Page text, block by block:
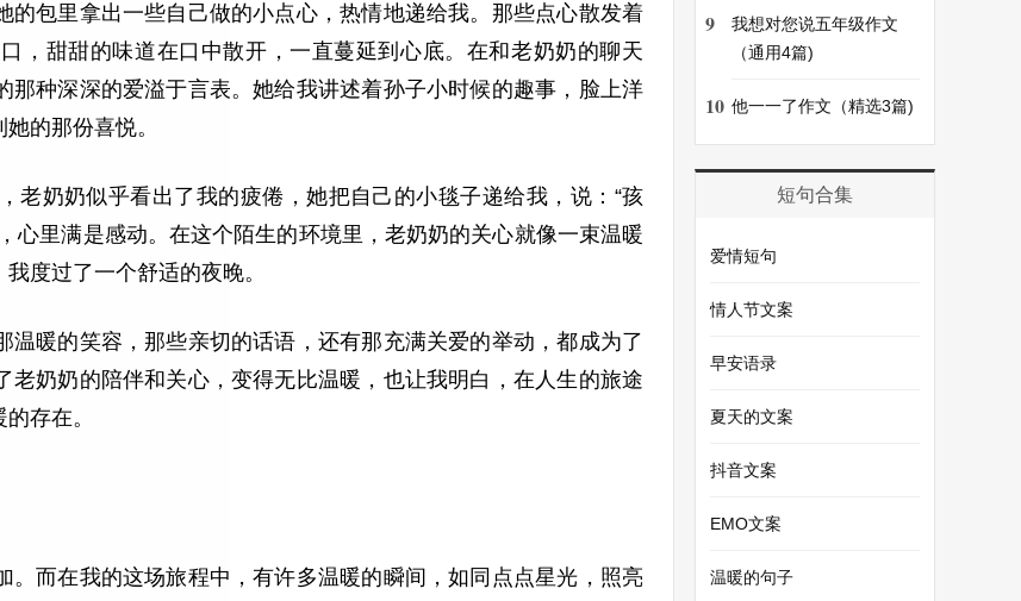
包里拿出一些自己做的小点心，热情地递给我。那些点心散发着
，甜甜的味道在口中散开，一直蔓延到心底。在和老奶奶的聊天
种深深的爱溢于言表。她给我讲述着孙子小时候的趣事，脸上洋
的那份喜悦。
老奶奶似乎看出了我的疲倦，她把自己的小毯子递给我，说：“孩
心里满是感动。在这个陌生的环境里，老奶奶的关心就像一束温暖
度过了一个舒适的夜晚。
暖的笑容，那些亲切的话语，还有那充满关爱的举动，都成为了
奶奶的陪伴和关心，变得无比温暖，也让我明白，在人生的旅途
存在。
。而在我的这场旅程中，有许多温暖的瞬间，如同点点星光，照亮
9
我想对您说五年级作文
（通用4篇)
10 他一一了作文（精选3篇)
短句合集
爱情短句
情人节文案
早安语录
夏天的文案
抖音文案
EMO文案
温暖的句子